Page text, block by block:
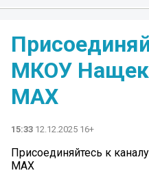
МКОУ
MAX
15:33 12.12.2025 16+
Присоединяйтесь к
MAX